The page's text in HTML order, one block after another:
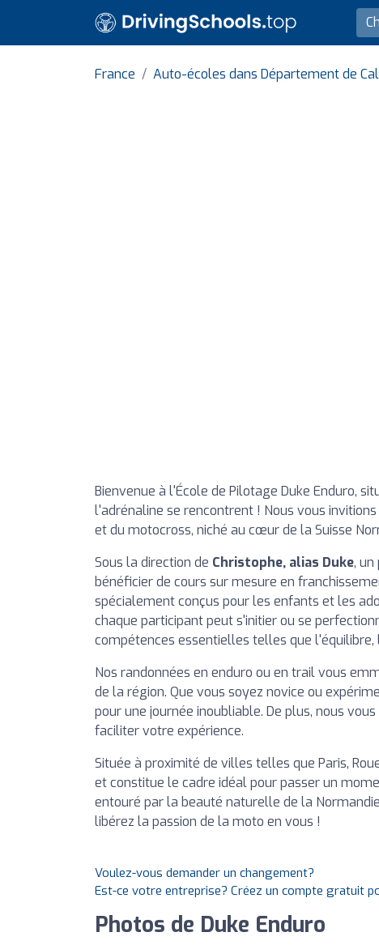
France Auto-écoles dans Département de
Bienvenue à l'École de Pilotage Duke Enduro,
l'adrénaline se rencontrent ! Nous vous
et du motocross, niché au cœur de la Suisse
Sous la direction de Christophe, alias Duke,
bénéficier de cours sur mesure en
spécialement conçus pour les enfants et les
chaque participant peut s'initier ou se
compétences essentielles telles que
Nos randonnées en enduro ou en trail vous
de la région. Que vous soyez novice ou
pour une journée inoubliable. De plus, nous
faciliter votre expérience.
Située à proximité de villes telles que Paris,
et constitue le cadre idéal pour passer un
entouré par la beauté naturelle de la
libérez la passion de la moto en vous !
Voulez-vous demander un changement?
Est-ce votre entreprise? Créez un compte gratuit
Photos de Duke Enduro